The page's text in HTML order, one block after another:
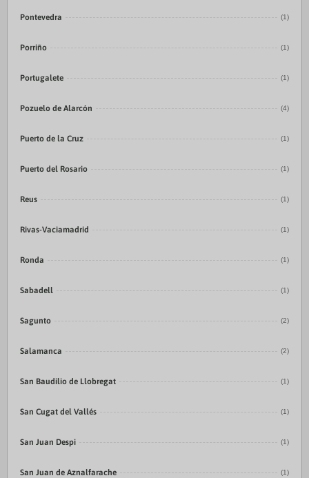
Pontevedra (1)
Porriño (1)
Portugalete (1)
Pozuelo de Alarcón (4)
Puerto de la Cruz (1)
Puerto del Rosario (1)
Reus (1)
Rivas-Vaciamadrid (1)
Ronda (1)
Sabadell (1)
Sagunto (2)
Salamanca (2)
San Baudilio de Llobregat (1)
San Cugat del Vallés (1)
San Juan Despi (1)
San Juan de Aznalfarache (1)